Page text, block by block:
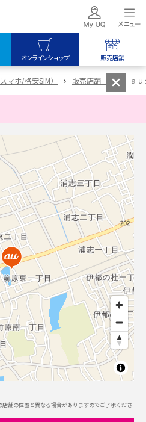
オンラインショップ 販売店舗
マホ/格安SIM） 販売店舗一覧 ａ
舗の位置と異なる場合がありますのでご了承くださ